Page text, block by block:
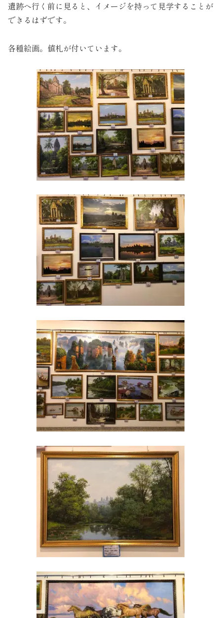
遺跡へ行く前に見ると、イメージを持って見学することが
できるはずです。
各種絵画。値札が付いています。